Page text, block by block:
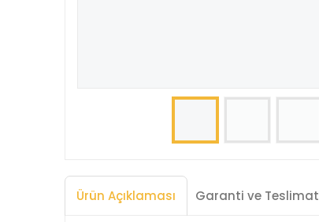
Ürün Açıklaması Garanti ve Teslimat